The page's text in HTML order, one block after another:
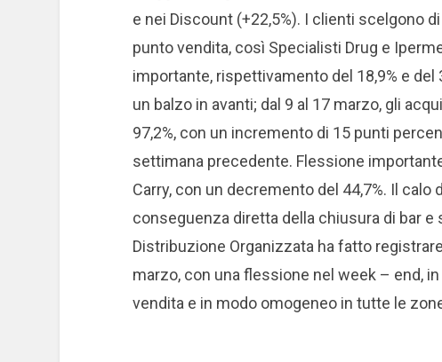
e nei Discount (+22,5%). I clienti scelgono
punto vendita, così Specialisti Drug e
importante, rispettivamento del 18,9% e del
un balzo in avanti; dal 9 al 17 marzo, gli
97,2%, con un incremento di 15 punti
settimana precedente. Flessione
Carry, con un decremento del 44,7%. Il
conseguenza diretta della chiusura di bar e
Distribuzione Organizzata ha fatto
marzo, con una flessione nel week – end,
vendita e in modo omogeneo in tutte le zone